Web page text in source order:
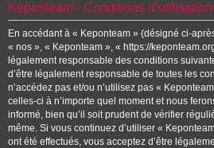
Keponteam - Conditions d’utilisation
En accédant à « Keponteam » (désigné ci-
« nos », « Keponteam », « https://
légalement responsable des conditions
d’être légalement responsable de toutes les
n’accédez pas et/ou n’utilisez pas «
celles-ci à n’importe quel moment et nous
informé, bien qu’il soit prudent de vérifier
même. Si vous continuez d’utiliser «
ont été effectués, vous acceptez d’être